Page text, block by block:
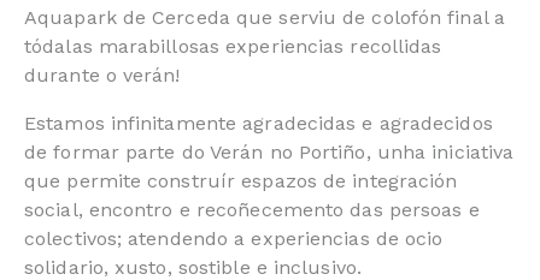
Aquapark de Cerceda que serviu de colofón final a
tódalas marabillosas experiencias recollidas
durante o verán!
Estamos infinitamente agradecidas e agradecidos
de formar parte do Verán no Portiño, unha iniciativa
que permite construír espazos de integración
social, encontro e recoñecemento das persoas e
colectivos; atendendo a experiencias de ocio
solidario, xusto, sostible e inclusivo.